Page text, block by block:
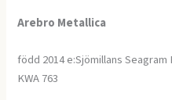
Arebro Metallica
född 2014 e:Sjömillans
KWA 763